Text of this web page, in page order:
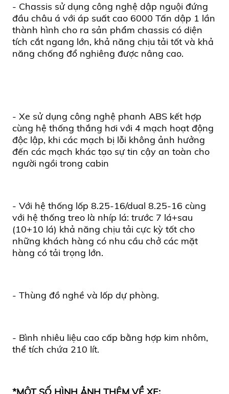
- Chassis sử dụng công nghệ dập nguội đứng
đầu châu á với áp suất cao 6000 Tấn dập 1 lần
thành hình cho ra sản phẩm chassis có diện
tích cắt ngang lớn, khả năng chịu tải tốt và khả
năng chống đổ nghiêng được nâng cao.
- Xe sử dụng công nghệ phanh ABS kết hợp
cùng hệ thống thắng hơi với 4 mạch hoạt động
độc lập, khi các mạch bị lỗi không ảnh hưởng
đến các mạch khác tạo sự tin cậy an toàn cho
người ngồi trong cabin
- Với hệ thống lốp 8.25-16/dual 8.25-16 cùng
với hệ thống treo là nhíp lá: trước 7 lá+sau
(10+10 lá) khả năng chịu tải cực kỳ tốt cho
những khách hàng có nhu cầu chở các mặt
hàng có tải trọng lớn.
- Thùng đồ nghề và lốp dự phòng.
- Bình nhiêu liệu cao cấp bằng hợp kim nhôm,
thể tích chứa 210 lít.